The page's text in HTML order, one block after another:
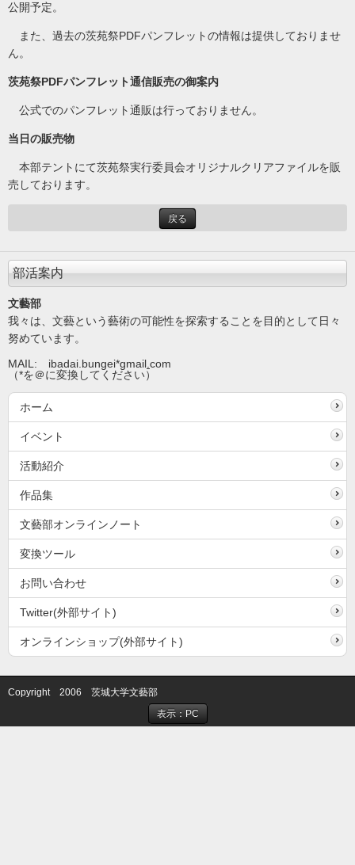
公開予定。
また、過去の茨苑祭PDFパンフレットの情報は提供しておりませ
ん。
茨苑祭PDFパンフレット通信販売の御案内
公式でのパンフレット通販は行っておりません。
当日の販売物
本部テントにて茨苑祭実行委員会オリジナルクリアファイルを販
売しております。
戻る
部活案内
文藝部
我々は、文藝という藝術の可能性を探索することを目的として日々
努めています。
MAIL: ibadai.bungei*gmail com
（*を＠に変換してください）
ホーム
イベント
活動紹介
作品集
文藝部オンラインノート
変換ツール
お問い合わせ
Twitter(外部サイト)
オンラインショップ(外部サイト)
Copyright 2006 茨城大学文藝部
表示：PC